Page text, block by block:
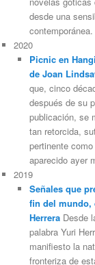
desde una
contemporánea.
2020
Picnic en
de Joan
que, cinco
después de su
publicación, se
tan retorcida,
pertinente
aparecido ayer
2019
Señales que
fin del mundo,
HerreraDesde
palabra Yuri
manifiesto la
fronteriza de